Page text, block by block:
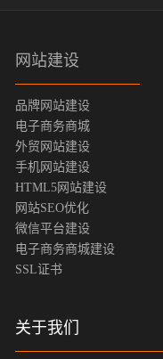
网站建设
品牌网站建设
电子商务商城
外贸网站建设
手机网站建设
HTML5网站建设
网站SEO优化
微信平台建设
电子商务商城建设
SSL证书
关于我们